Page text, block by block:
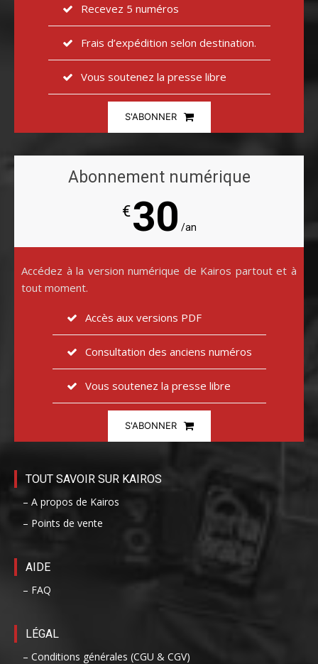
Recevez 5 numéros
Frais d’expédition selon destination.
Vous soutenez la presse libre
S'ABONNER
Abonnement numérique
€30 /an
Accédez à la version numérique de Kairos partout et à
tout moment.
Accès aux versions PDF
Consultation des anciens numéros
Vous soutenez la presse libre
S'ABONNER
TOUT SAVOIR SUR KAIROS
– A propos de Kairos
– Points de vente
AIDE
– FAQ
LÉGAL
– Conditions générales (CGU & CGV)